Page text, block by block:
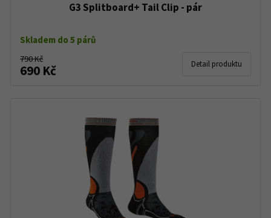
G3 Splitboard+ Tail Clip - pár
Skladem do 5 párů
790 Kč
690 Kč Detail produktu